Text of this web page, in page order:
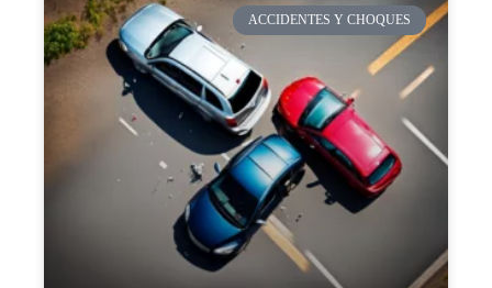
ACCIDENTES Y CHOQUES